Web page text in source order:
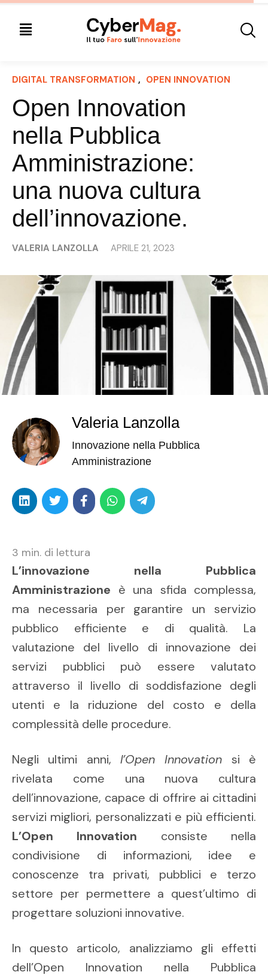
DIGITAL TRANSFORMATION , OPEN INNOVATION
Open Innovation
nella Pubblica
Amministrazione:
una nuova cultura
dell’innovazione.
VALERIA LANZOLLA APRILE 21, 2023
Valeria Lanzolla
Innovazione nella Pubblica
Amministrazione
3 min. di lettura
L’innovazione nella Pubblica
Amministrazione è una sfida complessa,
ma necessaria per garantire un servizio
pubblico efficiente e di qualità. La
valutazione del livello di innovazione dei
servizi pubblici può essere valutato
attraverso il livello di soddisfazione degli
utenti e la riduzione del costo e della
complessità delle procedure.
Negli ultimi anni, l’Open Innovation si è
rivelata come una nuova cultura
dell’innovazione, capace di offrire ai cittadini
servizi migliori, personalizzati e più efficienti.
L’Open Innovation consiste nella
condivisione di informazioni, idee e
conoscenze tra privati, pubblici e terzo
settore per permettere a quest’ultimo di
progettare soluzioni innovative.
In questo articolo, analizziamo gli effetti
dell’Open Innovation nella Pubblica